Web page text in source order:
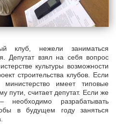
клуб, нежели заниматься
Депутат взял на себя вопрос
культуры возможности
строительства клубов. Если
имеет типовые
пути, считает депутат. Если же
разрабатывать
в будущем году заняться